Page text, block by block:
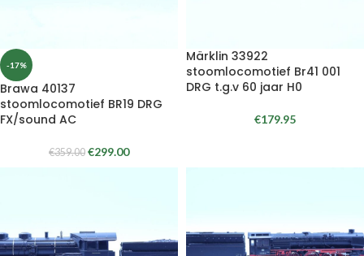
-17%
Brawa 40137
stoomlocomotief BR19 DRG
FX/sound AC
€359.00 €299.00
Märklin 33922
stoomlocomotief Br41 001
DRG t.g.v 60 jaar H0
€179.95